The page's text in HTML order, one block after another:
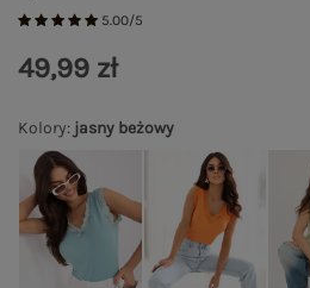
5.00/5
Kolory: jasny beżowy
49,99 zł